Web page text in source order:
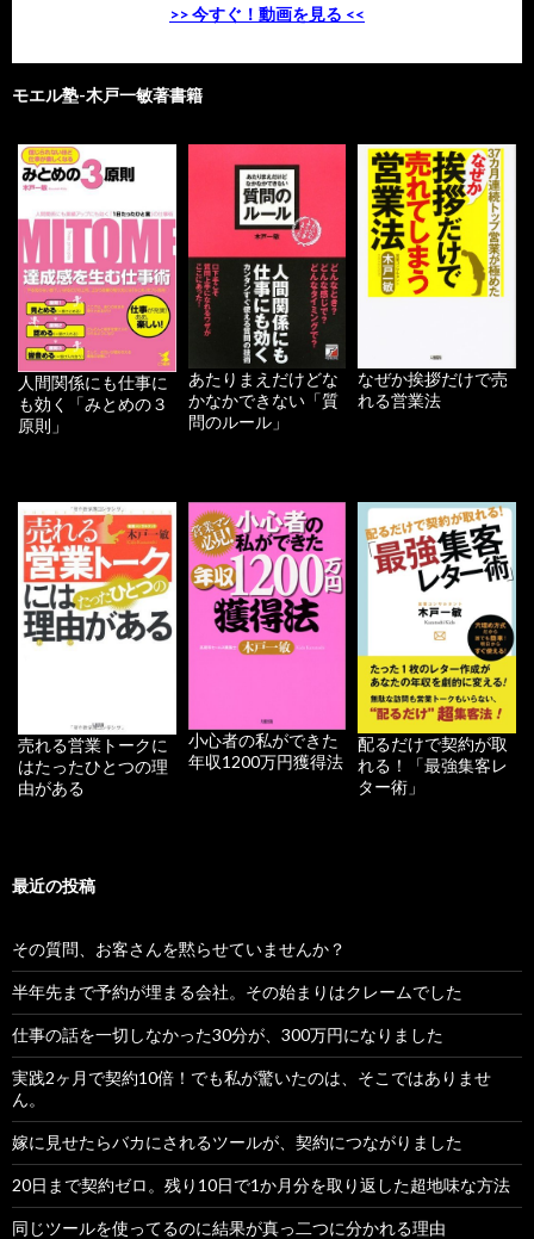
>> 今すぐ！動画を見る <<
モエル塾-木戸一敏著書籍
人間関係にも仕事に
も効く「みとめの３
原則」
あたりまえだけどな
かなかできない「質
問のルール」
なぜか挨拶だけで売
れる営業法
売れる営業トークに
はたったひとつの理
由がある
小心者の私ができた
年収1200万円獲得法
配るだけで契約が取
れる！「最強集客レ
ター術」
最近の投稿
その質問、お客さんを黙らせていませんか？
半年先まで予約が埋まる会社。その始まりはクレームでした
仕事の話を一切しなかった30分が、300万円になりました
実践2ヶ月で契約10倍！でも私が驚いたのは、そこではありませ
ん。
嫁に見せたらバカにされるツールが、契約につながりました
20日まで契約ゼロ。残り10日で1か月分を取り返した超地味な方法
同じツールを使ってるのに結果が真っ二つに分かれる理由